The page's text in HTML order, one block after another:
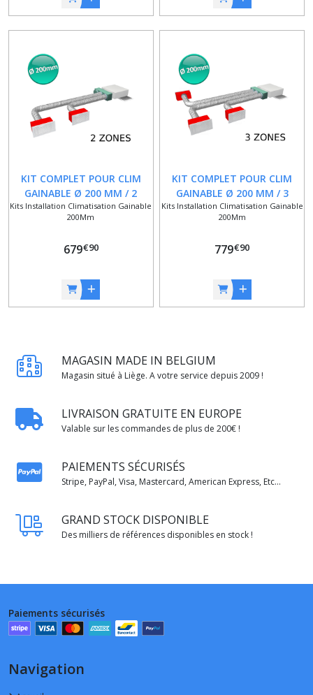
KIT COMPLET POUR CLIM
GAINABLE Ø 200 MM / 2
ZONES
Kits Installation Climatisation Gainable
200Mm
679€90
KIT COMPLET POUR CLIM
GAINABLE Ø 200 MM / 3
ZONES
Kits Installation Climatisation Gainable
200Mm
779€90
MAGASIN MADE IN BELGIUM
Magasin situé à Liège. A votre service depuis 2009 !
LIVRAISON GRATUITE EN EUROPE
Valable sur les commandes de plus de 200€ !
PAIEMENTS SÉCURISÉS
Stripe, PayPal, Visa, Mastercard, American Express, Etc...
GRAND STOCK DISPONIBLE
Des milliers de références disponibles en stock !
Paiements sécurisés
Navigation